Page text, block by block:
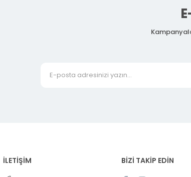
İLETİŞİM BİZİ TAKİP EDİN